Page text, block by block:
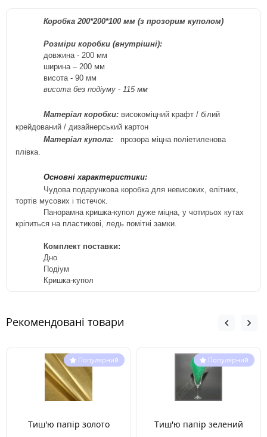
Коробка 200*200*100 мм (з прозорим куполом)
Розміри коробки (внутрішні):
довжина - 200 мм
ширина – 200 мм
висота - 90 мм
висота без подіуму - 115 мм
Матеріал коробки: високоміцний крафт / білий
крейдований / дизайнерський картон
Матеріал купола:
прозора міцна поліетиленова
плівка.
Основні характеристики:
Чудова подарункова коробка для невисоких, елітних,
тортів мусових і тістечок.
Панорамна кришка-купол дуже міцна, у чотирьох кутах
кріпиться на пластикові, ледь помітні замки.
Комплект поставки:
Дно
Подіум
Кришка-купол
Рекомендовані товари
Популярний
Тиш'ю папір золото
Популярний
Тиш'ю папір зелений